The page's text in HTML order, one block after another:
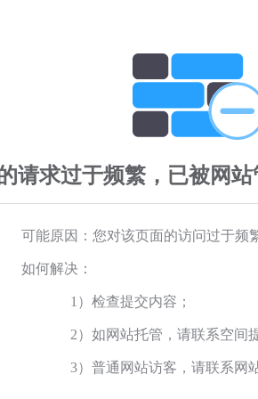
请求过于频繁，已被网
可能原因：您对该页面的访问过于频
如何解决：
1）检查提交内容；
2）如网站托管，请联系空间
3）普通网站访客，请联系网